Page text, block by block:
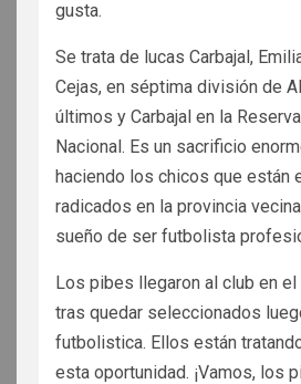
gusta.
Se trata de lucas Carbajal,
Cejas, en séptima división de
últimos y Carbajal en la
Nacional. Es un sacrificio
haciendo los chicos que están
radicados en la provincia
sueño de ser futbolista
Los pibes llegaron al club en
tras quedar seleccionados
futbolistica. Ellos están
esta oportunidad. ¡Vamos, los